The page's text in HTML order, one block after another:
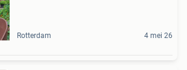
Rotterdam 4 mei 26